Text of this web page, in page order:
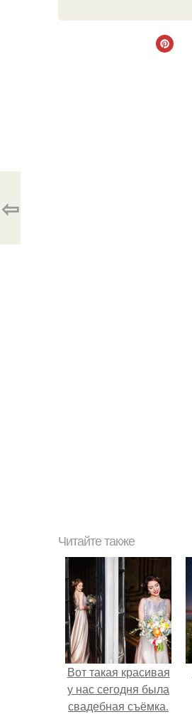
⇦
Читайте также
Вот такая красивая
у нас сегодня была
свадебная съёмка.